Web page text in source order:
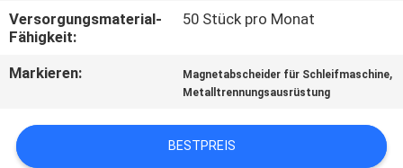
NEUIGKEITEN
UND
FÄLLE
Versorgungsmaterial-
Fähigkeit:
50 Stück pro Monat
Markieren: Magnetabscheider für Schleifmaschine,
Metalltrennungsausrüstung
BESTPREIS